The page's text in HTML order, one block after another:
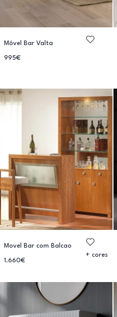
Móvel Bar Valta
995€
Movel Bar com Balcao
1.660€
+ cores